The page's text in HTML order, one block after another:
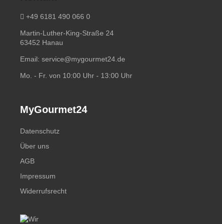
+49 6181 490 066 0
Martin-Luther-King-Straße 24
63452 Hanau
Email: service@mygourmet24.de
Mo. - Fr. von 10:00 Uhr - 13:00 Uhr
MyGourmet24
Datenschutz
Über uns
AGB
Impressum
Widerrufsrecht